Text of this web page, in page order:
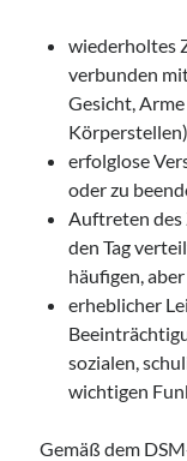
wiederholtes
verbunden
Gesicht,
Körperstellen)
erfolglose
oder zu
Auftreten des
den Tag
häufigen,
erheblicher
sozialen,
wichtigen
Gemäß dem